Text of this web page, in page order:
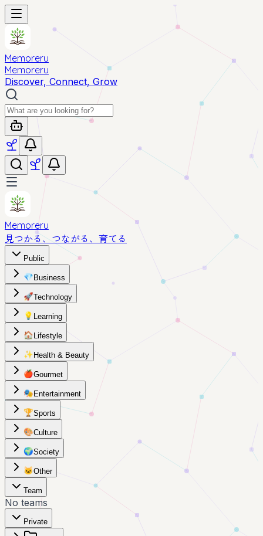
Memoreru
Memoreru
Discover, Connect, Grow
Memoreru
見つかる、つながる、育てる
Public
💎 Business
🚀Technology
💡 Learning
🏠 Lifestyle
✨ Health & Beauty
🍎Gourmet
🎭 Entertainment
🏆Sports
🎨Culture
🌍Society
🐱Other
Team
No teams
Private